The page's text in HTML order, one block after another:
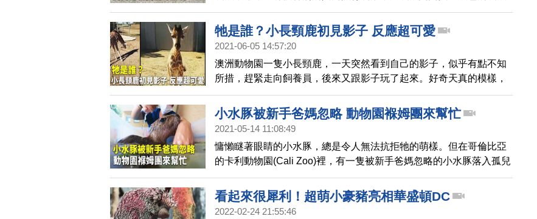
媽媽，竟然允許彼此的小孩互相進入自己的育兒袋，這讓園方感到不
可思議。
牠是誰？小長頸鹿初見影子 反應超可愛
2021-06-05 14:57:20
澳洲動物園一隻小長頸鹿，一天突然看到自己的影子，似乎有點不知
所措，趕緊走向飼養員，後來又跟影子玩了起來。好奇天真的模樣，
讓飼養員大呼可愛。
小水豚被新手爸媽忽略 動物園褓姆團來幫忙
2021-05-14 11:08:49
慵懶瞇著眼睛的小水豚，總是令人無法抗拒牠的萌樣。但在哥倫比亞
的卡利動物園(Cali Zoo)裡，有一隻被新手爸媽忽略的小水豚落入孤兒
處境，還好有獸醫和動物保育員組成的團隊，能暫時充當褓姆角色，
還會教牠游泳。
看起來很犀利！超萌小豪豬亮相華盛頓DC
2022-02-24 21:55:46